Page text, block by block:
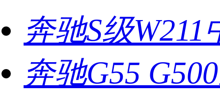
奔驰S级W211
奔驰G55